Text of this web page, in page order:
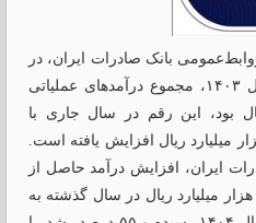
بانک صادرات ایران، در
حالی‌که در هفت‌ماهه نخست سال ۱۴۰۳، مجموع درآمدهای عملیاتی
ریال بود، این رقم در سال جاری با
درصدی به بیش از ۹۵۲ هزار میلیارد ریال افزایش یافته است.
ایران، افزایش درآمد حاصل از
اعطایی است که از ۴۴۲ هزار میلیارد ریال در سال گذشته به